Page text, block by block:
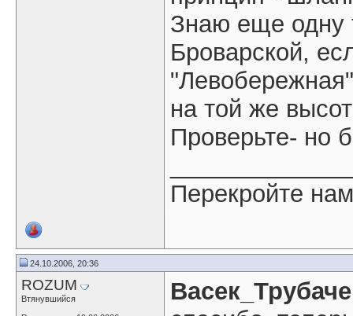
Знаю еще одну
Броварской,
на той же
Проверьте- но
Перекройте
24.10.2006, 20:36
ROZUM
Втянувшийся